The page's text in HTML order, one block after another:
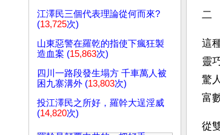
江澤民三個代表理論從何而來?
(13,725次)
山東惡警在羅乾的指使下瘋狂製
造血案 (15,863次)
四川一路段發生塌方 千車萬人被
困九寨溝外 (13,803次)
投江澤民之所好，羅幹大逞淫威
(14,820次)
二
這
靈
驚
富
從